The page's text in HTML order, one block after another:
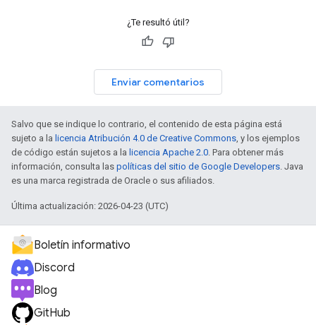
¿Te resultó útil?
Enviar comentarios
Salvo que se indique lo contrario, el contenido de esta página está
sujeto a la licencia Atribución 4.0 de Creative Commons, y los ejemplos
de código están sujetos a la licencia Apache 2.0. Para obtener más
información, consulta las políticas del sitio de Google Developers. Java
es una marca registrada de Oracle o sus afiliados.
Última actualización: 2026-04-23 (UTC)
Boletín informativo
Discord
Blog
GitHub